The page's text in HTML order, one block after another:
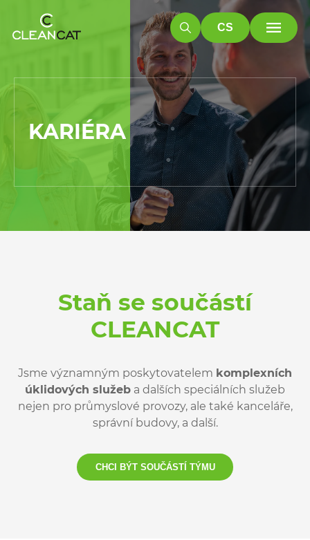
CS
KARIÉRA
Staň se součástí
CLEANCAT
Jsme významným poskytovatelem komplexních
úklidových služeb a dalších speciálních služeb
nejen pro průmyslové provozy, ale také kanceláře,
správní budovy, a další.
CHCI BÝT SOUČÁSTÍ TÝMU